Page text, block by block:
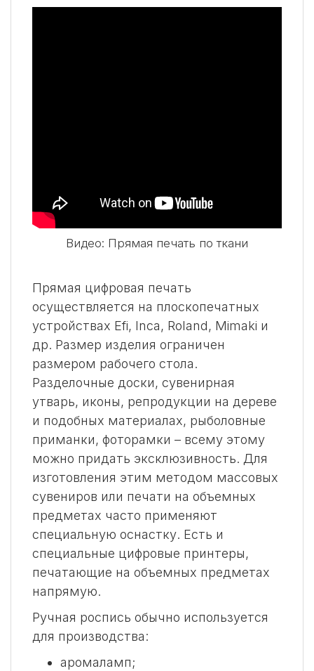
Видео: Прямая печать по ткани
Прямая цифровая печать
осуществляется на плоскопечатных
устройствах Efi, Inca, Roland, Mimaki и
др. Размер изделия ограничен
размером рабочего стола.
Разделочные доски, сувенирная
утварь, иконы, репродукции на дереве
и подобных материалах, рыболовные
приманки, фоторамки – всему этому
можно придать эксклюзивность. Для
изготовления этим методом массовых
сувениров или печати на объемных
предметах часто применяют
специальную оснастку. Есть и
специальные цифровые принтеры,
печатающие на объемных предметах
напрямую.
Ручная роспись обычно используется
для производства:
аромаламп;